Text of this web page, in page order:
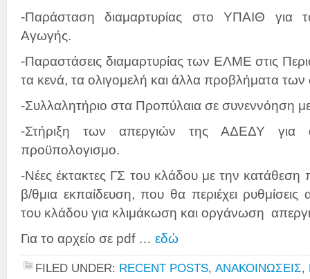
-Παράσταση διαμαρτυρίας στο ΥΠΑΙΘ για
Αγωγής.
-Παραστάσεις διαμαρτυρίας των ΕΛΜΕ στις
τα κενά, τα ολιγομελή και άλλα προβλήματα των
-Συλλαλητήριο στα Προπύλαια σε συνεννόηση
-Στήριξη των απεργιών της ΑΔΕΔΥ για
προϋπολογισμο.
-Νέες έκτακτες ΓΣ του κλάδου με την κατάθεση
β/θμια εκπαίδευση, που θα περιέχει ρυθμίσεις
του κλάδου για κλιμάκωση και οργάνωση
Για το αρχείο σε pdf … εδώ
FILED UNDER: RECENT POSTS, ΑΝΑΚΟΙΝΩΣΕΙΣ,